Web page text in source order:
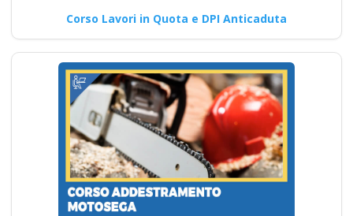
Corso Lavori in Quota e DPI Anticaduta